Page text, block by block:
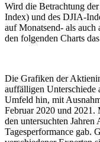
Wird die Betrachtung
Index) und des DJIA-
auf Monatsend- als auch
den folgenden Charts
Die Grafiken der
auffälligen Unterschiede
Umfeld hin, mit
Februar 2020 und 2021.
den untersuchten
Tagesperformance gab.